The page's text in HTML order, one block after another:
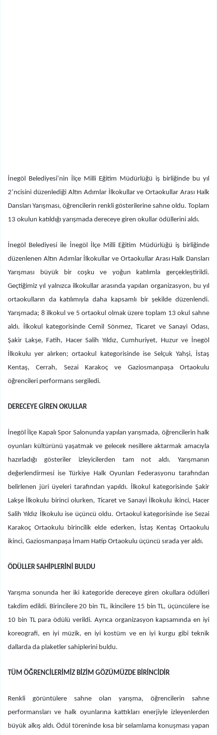
İnegöl Belediyesi’nin İlçe Milli Eğitim Müdürlüğü iş birliğinde bu yıl
2’ncisini düzenlediği Altın Adımlar İlkokullar ve Ortaokullar Arası Halk
Dansları Yarışması, öğrencilerin renkli gösterilerine sahne oldu. Toplam
13 okulun katıldığı yarışmada dereceye giren okullar ödüllerini aldı.
İnegöl Belediyesi ile İnegöl İlçe Milli Eğitim Müdürlüğü iş birliğinde
düzenlenen Altın Adımlar İlkokullar ve Ortaokullar Arası Halk Dansları
Yarışması büyük bir coşku ve yoğun katılımla gerçekleştirildi.
Geçtiğimiz yıl yalnızca ilkokullar arasında yapılan organizasyon, bu yıl
ortaokulların da katılımıyla daha kapsamlı bir şekilde düzenlendi.
Yarışmada; 8 ilkokul ve 5 ortaokul olmak üzere toplam 13 okul sahne
aldı. İlkokul kategorisinde Cemil Sönmez, Ticaret ve Sanayi Odası,
Şakir Lakşe, Fatih, Hacer Salih Yıldız, Cumhuriyet, Huzur ve İnegöl
İlkokulu yer alırken; ortaokul kategorisinde ise Selçuk Yahşi, İstaş
Kentaş, Cerrah, Sezai Karakoç ve Gaziosmanpaşa Ortaokulu
öğrencileri performans sergiledi.
DERECEYE GİREN OKULLAR
İnegöl İlçe Kapalı Spor Salonunda yapılan yarışmada, öğrencilerin halk
oyunları kültürünü yaşatmak ve gelecek nesillere aktarmak amacıyla
hazırladığı gösteriler izleyicilerden tam not aldı. Yarışmanın
değerlendirmesi ise Türkiye Halk Oyunları Federasyonu tarafından
belirlenen jüri üyeleri tarafından yapıldı. İlkokul kategorisinde Şakir
Lakşe İlkokulu birinci olurken, Ticaret ve Sanayi İlkokulu ikinci, Hacer
Salih Yıldız İlkokulu ise üçüncü oldu. Ortaokul kategorisinde ise Sezai
Karakoç Ortaokulu birincilik elde ederken, İstaş Kentaş Ortaokulu
ikinci, Gaziosmanpaşa İmam Hatip Ortaokulu üçüncü sırada yer aldı.
ÖDÜLLER SAHİPLERİNİ BULDU
Yarışma sonunda her iki kategoride dereceye giren okullara ödülleri
takdim edildi. Birincilere 20 bin TL, ikincilere 15 bin TL, üçüncülere ise
10 bin TL para ödülü verildi. Ayrıca organizasyon kapsamında en iyi
koreografi, en iyi müzik, en iyi kostüm ve en iyi kurgu gibi teknik
dallarda da plaketler sahiplerini buldu.
TÜM ÖĞRENCİLERİMİZ BİZİM GÖZÜMÜZDE BİRİNCİDİR
Renkli görüntülere sahne olan yarışma, öğrencilerin sahne
performansları ve halk oyunlarına kattıkları enerjiyle izleyenlerden
büyük alkış aldı. Ödül töreninde kısa bir selamlama konuşması yapan